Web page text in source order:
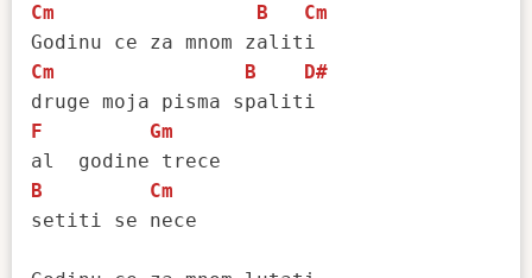
Cm
B
Cm
Cm
B
D#
F
Gm
B
Cm
setiti se nece